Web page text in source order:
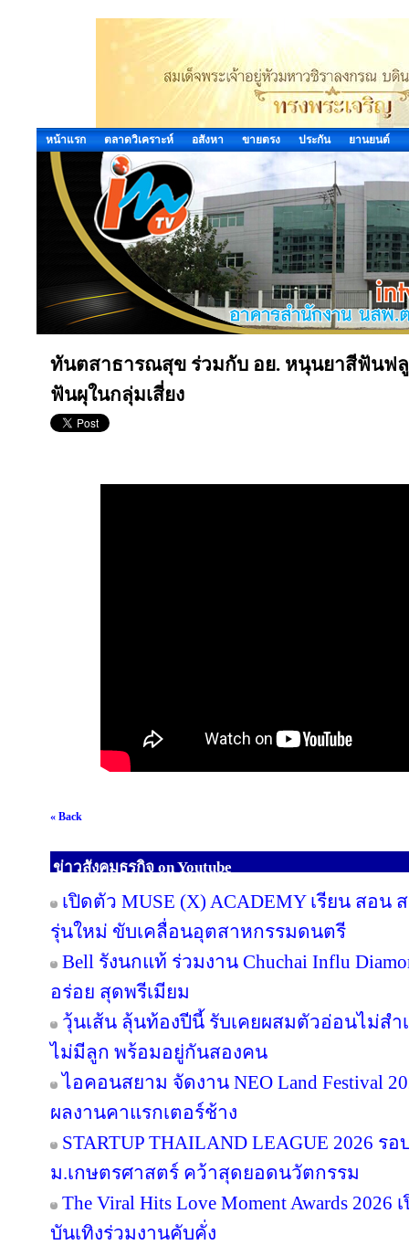
หน้าแรก ตลาดวิเคราะห์ อสังหา ขายตรง ประกัน ยานยนต์
ทันตสาธารณสุข ร่วมกับ อย. หนุนยาสีฟันฟลู
ฟันผุในกลุ่มเสี่ยง
« Back
ข่าวสังคมธุรกิจ on Youtube
เปิดตัว MUSE (X) ACADEMY เรียน สอ
รุ่นใหม่ ขับเคลื่อนอุตสาหกรรมดนตรี
Bell รังนกแท้ ร่วมงาน Chuchai Influ
อร่อย สุดพรีเมียม
วุ้นเส้น ลุ้นท้องปีนี้ รับเคยผสมตัวอ่อนไม่สำ
ไม่มีลูก พร้อมอยู่กันสองคน
ไอคอนสยาม จัดงาน NEO Land Festival
ผลงานคาแรกเตอร์ช้าง
STARTUP THAILAND LEAGUE 2026 ร
ม.เกษตรศาสตร์ คว้าสุดยอดนวัตกรรม
The Viral Hits Love Moment Awards
บันเทิงร่วมงานคับคั่ง